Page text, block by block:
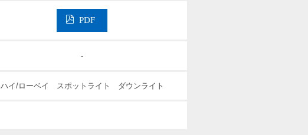
PDF
-
ハイ/ローベイ スポットライト ダウンライト